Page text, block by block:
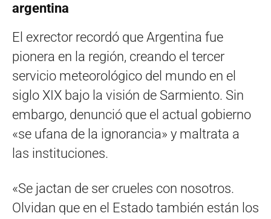
argentina
El exrector recordó que Argentina fue
pionera en la región, creando el tercer
servicio meteorológico del mundo en el
siglo XIX bajo la visión de Sarmiento. Sin
embargo, denunció que el actual gobierno
«se ufana de la ignorancia» y maltrata a
las instituciones.
«Se jactan de ser crueles con nosotros.
Olvidan que en el Estado también están los